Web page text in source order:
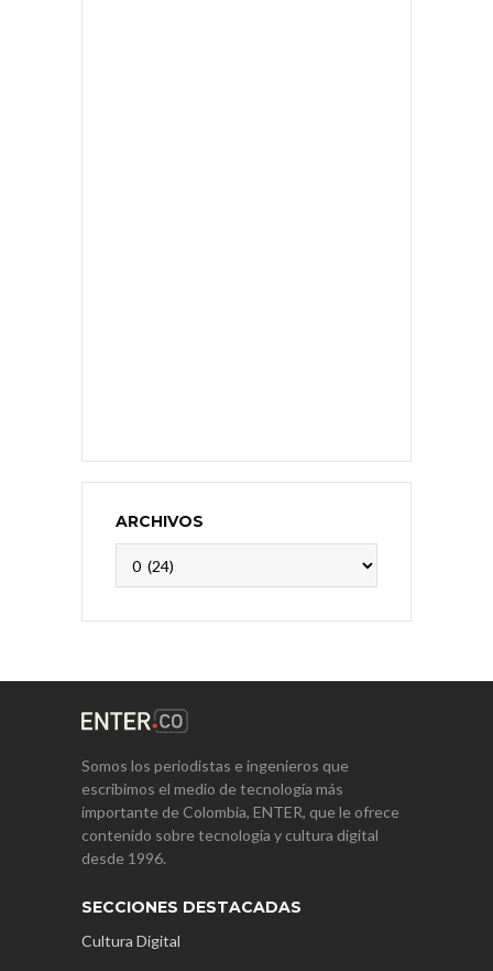
ARCHIVOS
Somos los periodistas e ingenieros que
escribimos el medio de tecnología más
importante de Colombia, ENTER, que le ofrece
contenido sobre tecnología y cultura digital
desde 1996.
SECCIONES DESTACADAS
Cultura Digital